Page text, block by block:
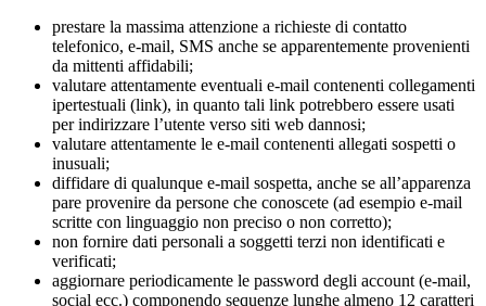
prestare la massima attenzione a richieste di contatto
telefonico, e-mail, SMS anche se apparentemente provenienti
da mittenti affidabili;
valutare attentamente eventuali e-mail contenenti collegamenti
ipertestuali (link), in quanto tali link potrebbero essere usati
per indirizzare l’utente verso siti web dannosi;
valutare attentamente le e-mail contenenti allegati sospetti o
inusuali;
diffidare di qualunque e-mail sospetta, anche se all’apparenza
pare provenire da persone che conoscete (ad esempio e-mail
scritte con linguaggio non preciso o non corretto);
non fornire dati personali a soggetti terzi non identificati e
verificati;
aggiornare periodicamente le password degli account (e-mail,
social ecc.) componendo sequenze lunghe almeno 12 caratteri